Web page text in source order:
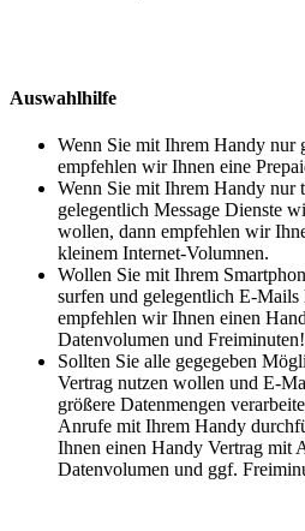
Auswahlhilfe
Wenn Sie mit Ihrem Handy nur
empfehlen wir Ihnen eine
Wenn Sie mit Ihrem Handy nur
gelegentlich Message Dienste
wollen, dann empfehlen wir
kleinem Internet-Volumnen.
Wollen Sie mit Ihrem
surfen und gelegentlich E-
empfehlen wir Ihnen einen
Datenvolumen und Freiminuten!
Sollten Sie alle gegegeben
Vertrag nutzen wollen und E-
größere Datenmengen
Anrufe mit Ihrem Handy
Ihnen einen Handy Vertrag mit
Datenvolumen und ggf.